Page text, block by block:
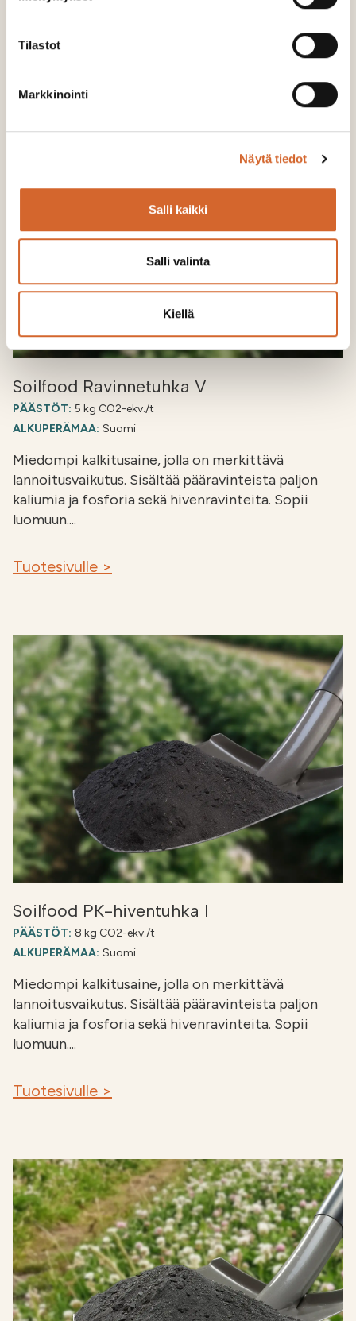
Tilastot
Markkinointi
Näytä tiedot
Salli kaikki
Salli valinta
Kiellä
Tuotesivulle >
Soilfood Ravinnetuhka V
PÄÄSTÖT: 5 kg CO2-ekv./t
ALKUPERÄMAA: Suomi
Miedompi kalkitusaine, jolla on merkittävä
lannoitusvaikutus. Sisältää pääravinteista paljon
kaliumia ja fosforia sekä hivenravinteita. Sopii
luomuun....
Tuotesivulle >
Soilfood PK-hiventuhka I
PÄÄSTÖT: 8 kg CO2-ekv./t
ALKUPERÄMAA: Suomi
Miedompi kalkitusaine, jolla on merkittävä
lannoitusvaikutus. Sisältää pääravinteista paljon
kaliumia ja fosforia sekä hivenravinteita. Sopii
luomuun....
Tuotesivulle >